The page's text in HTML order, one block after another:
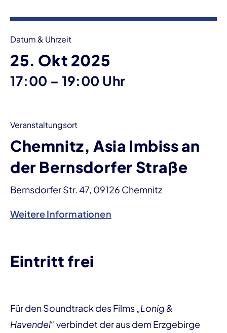
Datum & Uhrzeit
25. Okt 2025
17:00 – bis
19:00 Uhr
Veranstaltungsort
Chemnitz, Asia Imbiss an
der Bernsdorfer Straße
Bernsdorfer Str. 47, 09126 Chemnitz
Weitere Informationen
Eintritt frei
Für den Soundtrack des Films „Lonig &
Havendel“verbindet der aus dem Erzgebirge